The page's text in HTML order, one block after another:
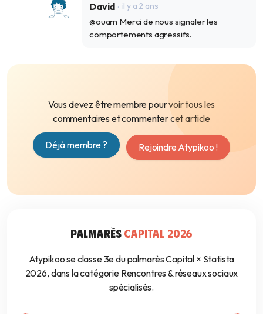
David il y a 2 ans
@ouam Merci de nous signaler les
comportements agressifs.
Vous devez être membre pour voir tous les
commentaires et commenter cet article
Déjà membre ? Rejoindre Atypikoo !
PALMARÈS CAPITAL 2026
Atypikoo se classe 3e du palmarès Capital × Statista
2026, dans la catégorie Rencontres & réseaux sociaux
spécialisés.